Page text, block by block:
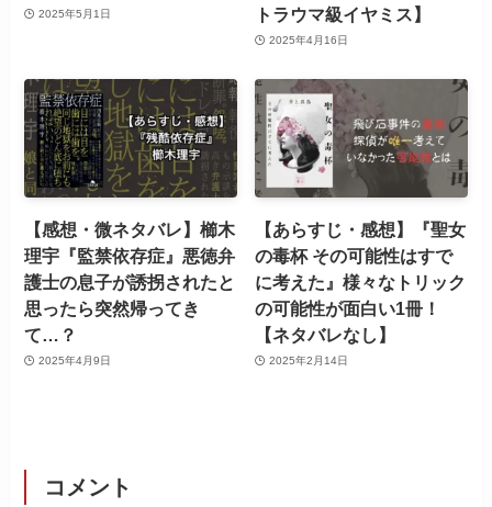
2025年5月1日
トラウマ級イヤミス】
2025年4月16日
【感想・微ネタバレ】櫛木
理宇『監禁依存症』悪徳弁
護士の息子が誘拐されたと
思ったら突然帰ってき
て…？
2025年4月9日
【あらすじ・感想】『聖女
の毒杯 その可能性はすで
に考えた』様々なトリック
の可能性が面白い1冊！
【ネタバレなし】
2025年2月14日
コメント